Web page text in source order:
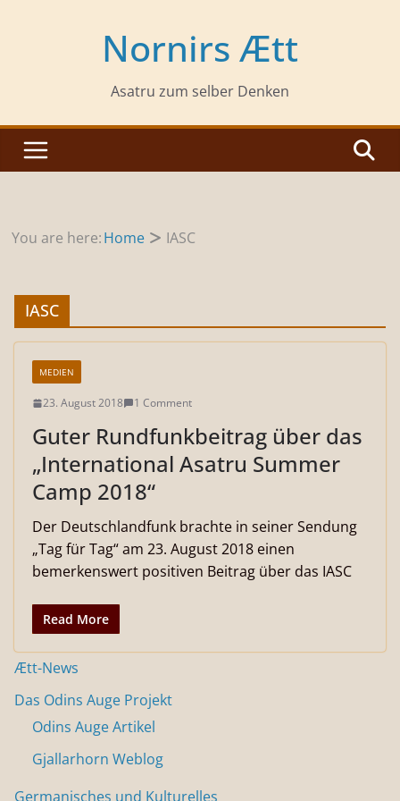
Nornirs Ætt
Asatru zum selber Denken
You are here:Home IASC
IASC
MEDIEN
23. August 2018 1 Comment
Guter Rundfunkbeitrag über das
„International Asatru Summer
Camp 2018“
Der Deutschlandfunk brachte in seiner Sendung
„Tag für Tag“ am 23. August 2018 einen
bemerkenswert positiven Beitrag über das IASC
Read More
Ætt-News
Das Odins Auge Projekt
Odins Auge Artikel
Gjallarhorn Weblog
Germanisches und Kulturelles